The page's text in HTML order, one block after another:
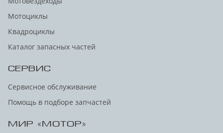
Мотоциклы
Квадроциклы
Каталог запасных частей
СЕРВИС
Сервисное обслуживание
Помощь в подборе запчастей
МИР «МОТОР»